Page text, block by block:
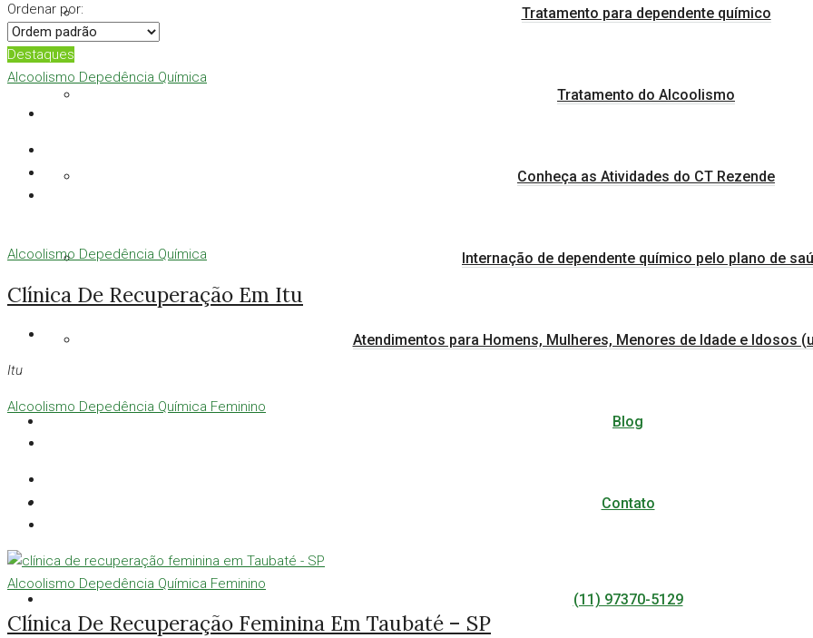
Tratamento para dependente químico
Tratamento do Alcoolismo
Conheça as Atividades do CT Rezende
Internação de dependente químico pelo plano de
Atendimentos para Homens, Mulheres, Menores de Idade e Idosos
Blog
Contato
(11) 97370-5129
Ordenar por:
Destaques
Alcoolismo Depedência Química
Alcoolismo Depedência Química
Clínica De Recuperação Em Itu
Itu
Alcoolismo Depedência Química Feminino
Alcoolismo Depedência Química Feminino
Clínica De Recuperação Feminina Em Taubaté – SP